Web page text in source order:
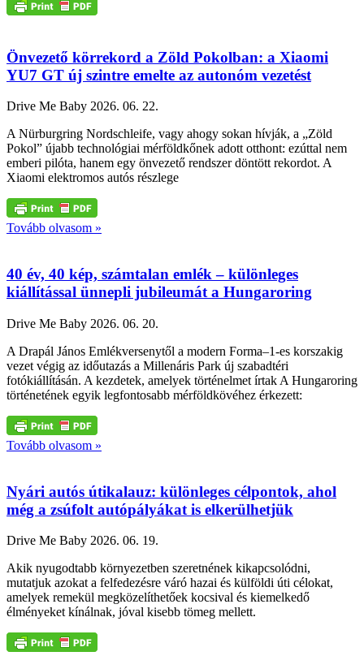
Önvezető körrekord a Zöld Pokolban: a Xiaomi
YU7 GT új szintre emelte az autonóm vezetést
Drive Me Baby 2026. 06. 22.
A Nürburgring Nordschleife, vagy ahogy sokan hívják, a „Zöld
Pokol” újabb technológiai mérföldkőnek adott otthont: ezúttal nem
emberi pilóta, hanem egy önvezető rendszer döntött rekordot. A
Xiaomi elektromos autós részlege
Tovább olvasom »
40 év, 40 kép, számtalan emlék – különleges
kiállítással ünnepli jubileumát a Hungaroring
Drive Me Baby 2026. 06. 20.
A Drapál János Emlékversenytől a modern Forma–1-es korszakig
vezet végig az időutazás a Millenáris Park új szabadtéri
fotókiállításán. A kezdetek, amelyek történelmet írtak A Hungaroring
történetének egyik legfontosabb mérföldkövéhez érkezett:
Tovább olvasom »
Nyári autós útikalauz: különleges célpontok, ahol
még a zsúfolt autópályákat is elkerülhetjük
Drive Me Baby 2026. 06. 19.
Akik nyugodtabb környezetben szeretnének kikapcsolódni,
mutatjuk azokat a felfedezésre váró hazai és külföldi úti célokat,
amelyek remekül megközelíthetőek kocsival és kiemelkedő
élményeket kínálnak, jóval kisebb tömeg mellett.